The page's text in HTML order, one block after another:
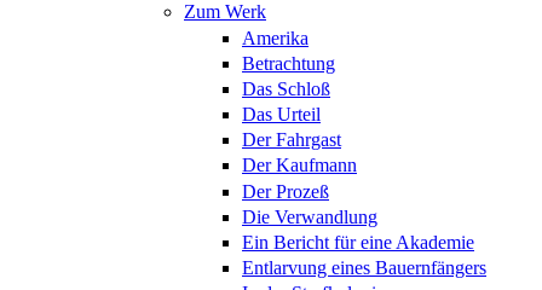
Zum Werk
Amerika
Betrachtung
Das Schloß
Das Urteil
Der Fahrgast
Der Kaufmann
Der Prozeß
Die Verwandlung
Ein Bericht für eine Akademie
Entlarvung eines Bauernfängers